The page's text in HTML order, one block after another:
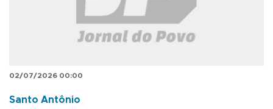
02/07/2026 00:00
Santo Antônio